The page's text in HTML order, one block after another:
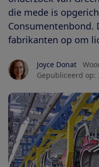
die mede is
Consumentenbond.
fabrikanten op om
Joyce Donat
Gepubliceerd op: